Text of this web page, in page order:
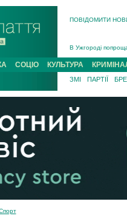
ПОВІДОМИТИ
Інструктора
В Ужгороді 5
Підтвердили
На війні з рф
На Хустщині
Інструктора
СОЦІО КУЛЬТУРА
ЗМІ ПАРТІЇ